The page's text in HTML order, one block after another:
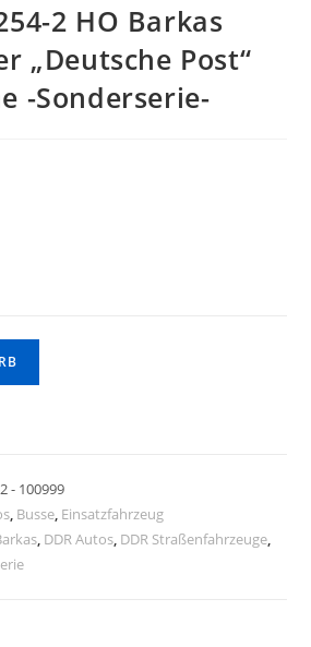
2 HO Barkas
„Deutsche Post“
-Sonderserie-
- 100999
, Busse, Einsatzfahrzeug
, DDR Autos, DDR Straßenfahrzeuge,